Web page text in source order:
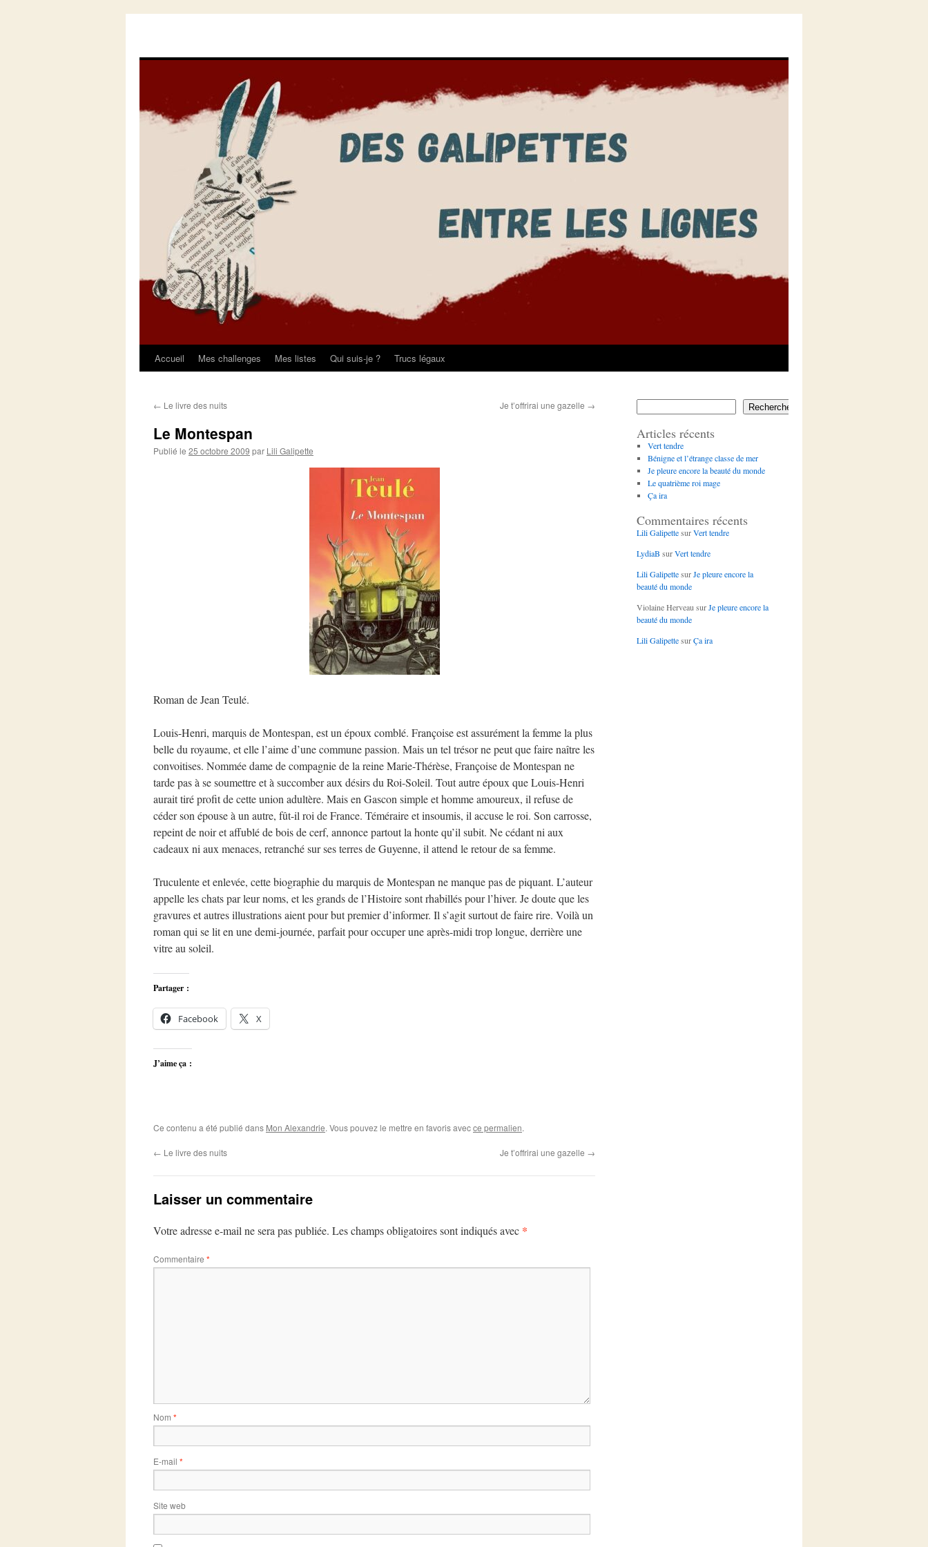
Aller
contenu
Accueil Mes challenges Mes listes Qui suis-je ? Trucs légaux
← Le livre des nuits Je t’offrirai une gazelle →
Le Montespan
Publié le 25 octobre 2009 par Lili Galipette
Roman de Jean Teulé.
Louis-Henri, marquis de Montespan, est un époux comblé. Françoise est assurément la femme la plus
belle du royaume, et elle l’aime d’une commune passion. Mais un tel trésor ne peut que faire naître les
convoitises. Nommée dame de compagnie de la reine Marie-Thérèse, Françoise de Montespan ne
tarde pas à se soumettre et à succomber aux désirs du Roi-Soleil. Tout autre époux que Louis-Henri
aurait tiré profit de cette union adultère. Mais en Gascon simple et homme amoureux, il refuse de
céder son épouse à un autre, fût-il roi de France. Téméraire et insoumis, il accuse le roi. Son carrosse,
repeint de noir et affublé de bois de cerf, annonce partout la honte qu’il subit. Ne cédant ni aux
cadeaux ni aux menaces, retranché sur ses terres de Guyenne, il attend le retour de sa femme.
Truculente et enlevée, cette biographie du marquis de Montespan ne manque pas de piquant. L’auteur
appelle les chats par leur noms, et les grands de l’Histoire sont rhabillés pour l’hiver. Je doute que les
gravures et autres illustrations aient pour but premier d’informer. Il s’agit surtout de faire rire. Voilà un
roman qui se lit en une demi-journée, parfait pour occuper une après-midi trop longue, derrière une
vitre au soleil.
Partager :
Facebook X
J’aime ça :
Ce contenu a été publié dans Mon Alexandrie. Vous pouvez le mettre en favoris avecce permalien.
← Le livre des nuits Je t’offrirai une gazelle →
Laisser un commentaire
Votre adresse e-mail ne sera pas publiée. Les champs obligatoires sont indiqués avec *
Commentaire *
Nom *
E-mail *
Site web
Rechercher
Articles récents
Vert tendre
Bénigne et l’étrange classe de mer
Je pleure encore la beauté du monde
Le quatrième roi mage
Ça ira
Commentaires récents
Lili GalipettesurVert tendre
LydiaB surVert tendre
Lili GalipettesurJe pleure encore la
beauté du monde
Violaine Herveau surJe pleure encore la
beauté du monde
Lili GalipettesurÇa ira